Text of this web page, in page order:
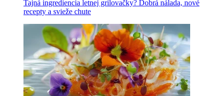
Tajná ingrediencia letnej grilovačky? Dobrá nálada, nové
recepty a svieže chute